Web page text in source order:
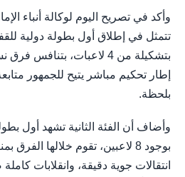
وأكد في تصريح اليوم لوكالة أنباء
تتمثل في إطلاق أول بطولة دولية
بتشكيلة من 4 لاعبات،
إطار تحكيم مباشر يتيح للجمهور
بلحظة.
وأضاف أن الفئة الثانية تشهد أول
بوجود 8 لاعبين، تقوم خلالها
انتقالات جوية دقيقة، وانقلابات